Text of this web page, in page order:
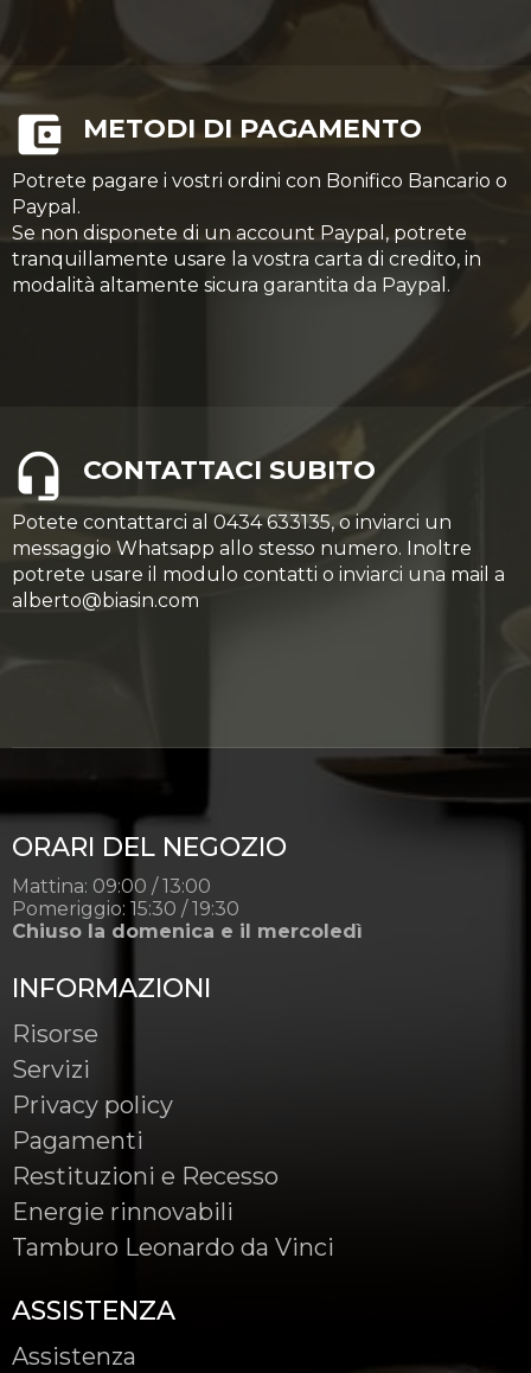
METODI DI PAGAMENTO
Potrete pagare i vostri ordini con Bonifico Bancario o
Paypal.
Se non disponete di un account Paypal, potrete
tranquillamente usare la vostra carta di credito, in
modalità altamente sicura garantita da Paypal.
CONTATTACI SUBITO
Potete contattarci al 0434 633135, o inviarci un
messaggio Whatsapp allo stesso numero. Inoltre
potrete usare il modulo contatti o inviarci una mail a
alberto@biasin.com
ORARI DEL NEGOZIO
Mattina: 09:00 / 13:00
Pomeriggio: 15:30 / 19:30
Chiuso la domenica e il mercoledì
INFORMAZIONI
Risorse
Servizi
Privacy policy
Pagamenti
Restituzioni e Recesso
Energie rinnovabili
Tamburo Leonardo da Vinci
ASSISTENZA
Assistenza